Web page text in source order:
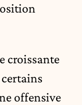
croissante
offensive